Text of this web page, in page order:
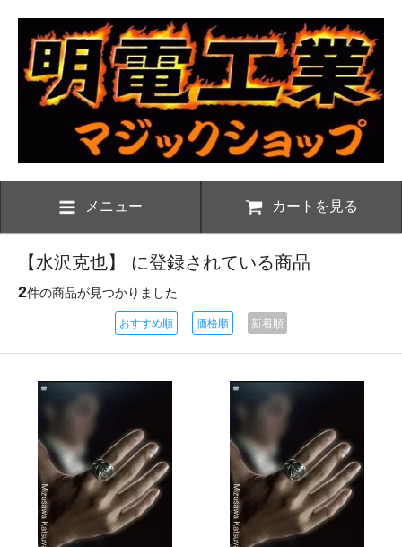
メニュー カートを見る
【水沢克也】 に登録されている商品
2件の商品が見つかりました
おすすめ順 価格順 新着順